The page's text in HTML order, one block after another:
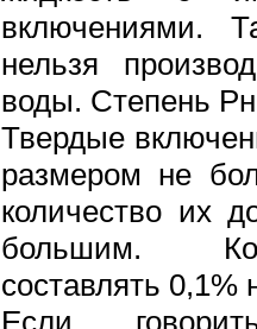
включениями.
нельзя
воды. Степень
Твердые
размером не
количество их
большим.
составлять 0,1%
Если